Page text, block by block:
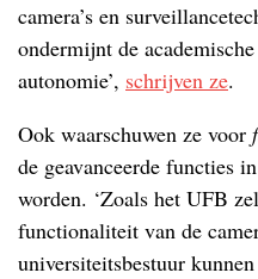
camera’s en
ondermijnt de
autonomie’, schrijven ze.
Ook waarschuwen ze voor
de geavanceerde functies
worden. ‘Zoals het UFB
functionaliteit van de
universiteitsbestuur